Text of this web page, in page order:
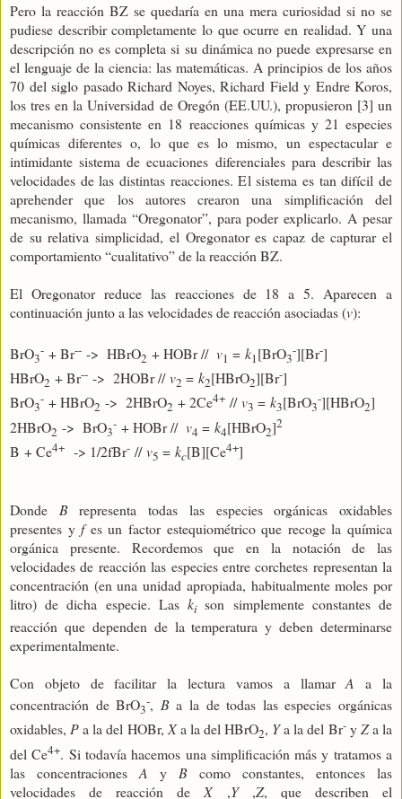
Pero la reacción BZ se quedaría en una mera curiosidad si no se
pudiese describir completamente lo que ocurre en realidad. Y una
descripción no es completa si su dinámica no puede expresarse en
el lenguaje de la ciencia: las matemáticas. A principios de los años
70 del siglo pasado Richard Noyes, Richard Field y Endre Koros,
los tres en la Universidad de Oregón (EE.UU.), propusieron [3] un
mecanismo consistente en 18 reacciones químicas y 21 especies
químicas diferentes o, lo que es lo mismo, un espectacular e
intimidante sistema de ecuaciones diferenciales para describir las
velocidades de las distintas reacciones. El sistema es tan difícil de
aprehender que los autores crearon una simplificación del
mecanismo, llamada “Oregonator”, para poder explicarlo. A pesar
de su relativa simplicidad, el Oregonator es capaz de capturar el
comportamiento “cualitativo” de la reacción BZ.
El Oregonator reduce las reacciones de 18 a 5. Aparecen a
continuación junto a las velocidades de reacción asociadas (v):
BrO3
- + Br-- -> HBrO2 + HOBr // v1 = k1[BrO3
-][Br-]
HBrO2 + Br-- -> 2HOBr //v2 = k2[HBrO2][Br-]
BrO3
- + HBrO2 -> 2HBrO2 + 2Ce4+ //v3 = k3[BrO3
-][HBrO2]
2HBrO2 -> BrO3
- + HOBr // v4 = k4[HBrO2]2
B + Ce4+ -> 1/2fBr- //v5 = kc[B][Ce4+]
Donde Brepresenta todas las especies orgánicas oxidables
presentes yfes un factor estequiométrico que recoge la química
orgánica presente. Recordemos que en la notación de las
velocidades de reacción las especies entre corchetes representan la
concentración (en una unidad apropiada, habitualmente moles por
litro) de dicha especie. Laski son simplemente constantes de
reacción que dependen de la temperatura y deben determinarse
experimentalmente.
Con objeto de facilitar la lectura vamos a llamarA
a la
concentración de BrO3
-, Ba la de todas las especies orgánicas
oxidables,Pa la del HOBr,Xa la del HBrO2, Ya la del Br-yZa la
del Ce4+. Si todavía hacemos una simplificación más y tratamos a
las concentraciones A y B como constantes, entonces las
velocidades de reacción de X ,Y ,Z, que describen el